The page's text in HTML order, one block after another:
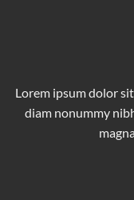
Lorem ipsum dolor
diam nonummy